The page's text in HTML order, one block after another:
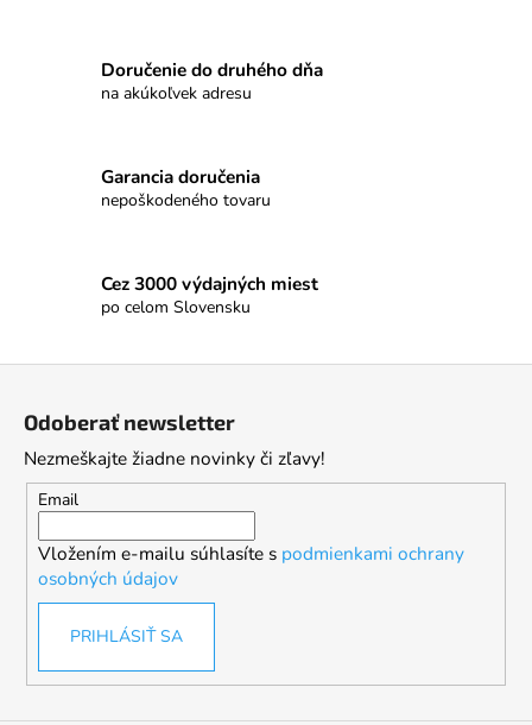
Doručenie do druhého dňa
na akúkoľvek adresu
Garancia doručenia
nepoškodeného tovaru
Cez 3000 výdajných miest
po celom Slovensku
Odoberať newsletter
Nezmeškajte žiadne novinky či zľavy!
Email
Vložením e-mailu súhlasíte s podmienkami ochrany
osobných údajov
PRIHLÁSIŤ SA